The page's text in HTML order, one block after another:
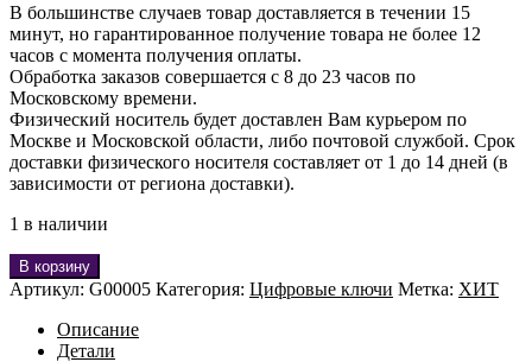
В большинстве случаев товар доставляется в течении 15
минут, но гарантированное получение товара не более 12
часов с момента получения оплаты.
Обработка заказов совершается с 8 до 23 часов по
Московскому времени.
Физический носитель будет доставлен Вам курьером по
Москве и Московской области, либо почтовой службой. Срок
доставки физического носителя составляет от 1 до 14 дней (в
зависимости от региона доставки).
1 в наличии
В корзину
Артикул: G00005 Категория: Цифровые ключи Метка: ХИТ
Описание
Детали